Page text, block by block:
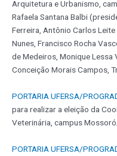
Arquitetura e Urbanismo,
Rafaela Santana Balbi
Ferreira, Antônio Carlos
Nunes, Francisco Rocha
de Medeiros, Monique Lessa
Conceição Morais Campos,
PORTARIA UFERSA/
para realizar a eleição da
Veterinária, campus Mossoró;
PORTARIA UFERSA/